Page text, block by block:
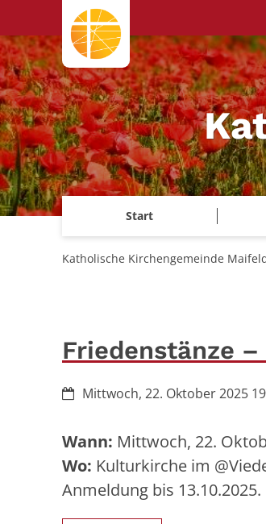
Zum Inhalt springen
Start
Katholische Kirchengemeinde
Friedenstänze
Datum:Mittwoch, 22. Oktober 2025
Wann: Mittwoch, 22.
Wo: Kulturkirche im
Anmeldung bis 13.10.2025.